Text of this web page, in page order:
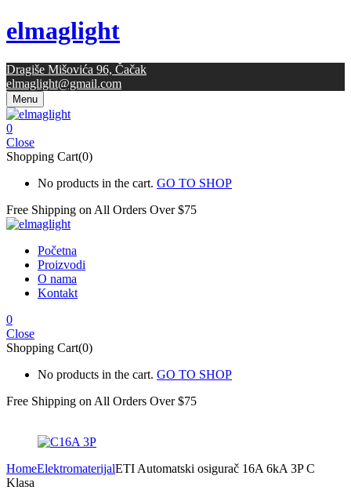
elmaglight
Dragiše Mišovića 96, Čačak
elmaglight@gmail.com
Menu
0
Close
Shopping Cart(0)
No products in the cart. GO TO SHOP
Free Shipping on All Orders Over $75
Početna
Proizvodi
O nama
Kontakt
0
Close
Shopping Cart(0)
No products in the cart. GO TO SHOP
Free Shipping on All Orders Over $75
HomeElektromaterijalETI Automatski osigurač 16A 6kA 3P C
Klasa